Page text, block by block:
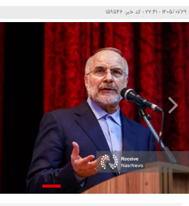
1405/01/29 - 22:41 - کد خبر: 159546